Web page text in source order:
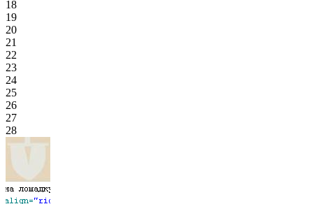
18
19
20
21
22
23
24
25
26
27
28